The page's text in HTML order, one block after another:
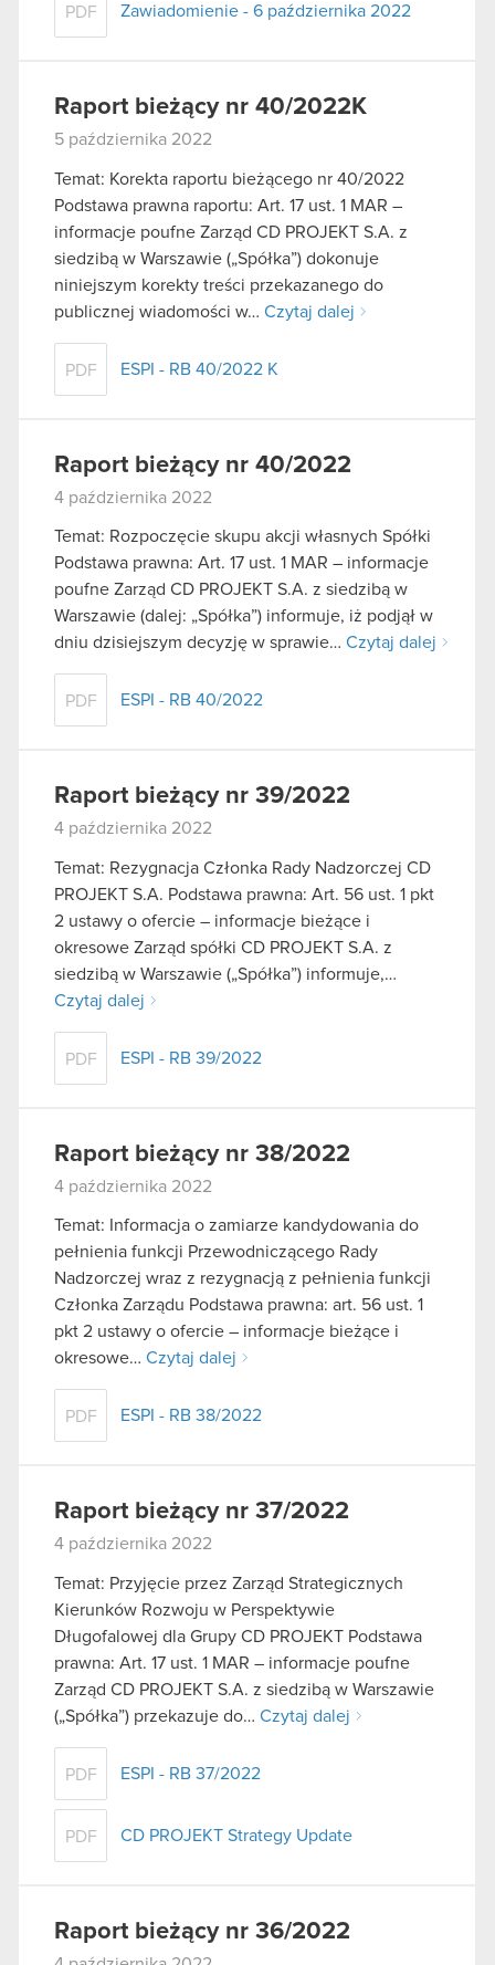
PDF Zawiadomienie - 6 października 2022
Raport bieżący nr 40/2022K
5 października 2022
Temat: Korekta raportu bieżącego nr 40/2022
Podstawa prawna raportu: Art. 17 ust. 1 MAR –
informacje poufne Zarząd CD PROJEKT S.A. z
siedzibą w Warszawie („Spółka”) dokonuje
niniejszym korekty treści przekazanego do
publicznej wiadomości w… Czytaj dalej
PDF ESPI - RB 40/2022 K
Raport bieżący nr 40/2022
4 października 2022
Temat: Rozpoczęcie skupu akcji własnych Spółki
Podstawa prawna: Art. 17 ust. 1 MAR – informacje
poufne Zarząd CD PROJEKT S.A. z siedzibą w
Warszawie (dalej: „Spółka”) informuje, iż podjął w
dniu dzisiejszym decyzję w sprawie… Czytaj dalej
PDF ESPI - RB 40/2022
Raport bieżący nr 39/2022
4 października 2022
Temat: Rezygnacja Członka Rady Nadzorczej CD
PROJEKT S.A. Podstawa prawna: Art. 56 ust. 1 pkt
2 ustawy o ofercie – informacje bieżące i
okresowe Zarząd spółki CD PROJEKT S.A. z
siedzibą w Warszawie („Spółka”) informuje,…
Czytaj dalej
PDF ESPI - RB 39/2022
Raport bieżący nr 38/2022
4 października 2022
Temat: Informacja o zamiarze kandydowania do
pełnienia funkcji Przewodniczącego Rady
Nadzorczej wraz z rezygnacją z pełnienia funkcji
Członka Zarządu Podstawa prawna: art. 56 ust. 1
pkt 2 ustawy o ofercie – informacje bieżące i
okresowe… Czytaj dalej
PDF ESPI - RB 38/2022
Raport bieżący nr 37/2022
4 października 2022
Temat: Przyjęcie przez Zarząd Strategicznych
Kierunków Rozwoju w Perspektywie
Długofalowej dla Grupy CD PROJEKT Podstawa
prawna: Art. 17 ust. 1 MAR – informacje poufne
Zarząd CD PROJEKT S.A. z siedzibą w Warszawie
(„Spółka”) przekazuje do… Czytaj dalej
PDF ESPI - RB 37/2022
PDF CD PROJEKT Strategy Update
Raport bieżący nr 36/2022